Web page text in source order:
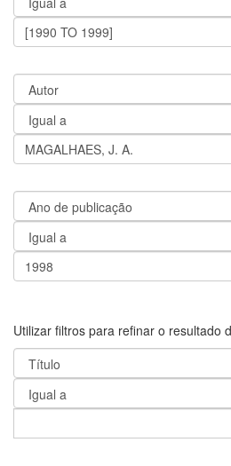
Utilizar filtros para refinar o resultado